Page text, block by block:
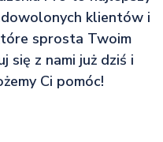
klientów i
sprosta Twoim
się z nami już dziś i
Ci pomóc!